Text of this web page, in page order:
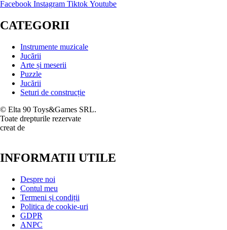
Facebook Instagram Tiktok Youtube
CATEGORII
Instrumente muzicale
Jucării
Arte și meserii
Puzzle
Jucării
Seturi de construcție
© Elta 90 Toys&Games SRL.
Toate drepturile rezervate
creat de
INFORMATII UTILE
Despre noi
Contul meu
Termeni și condiții
Politica de cookie-uri
GDPR
ANPC